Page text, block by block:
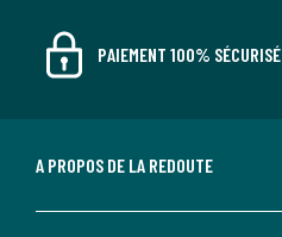
PAIEMENT 100% SÉCURISÉ
A PROPOS DE LA REDOUTE